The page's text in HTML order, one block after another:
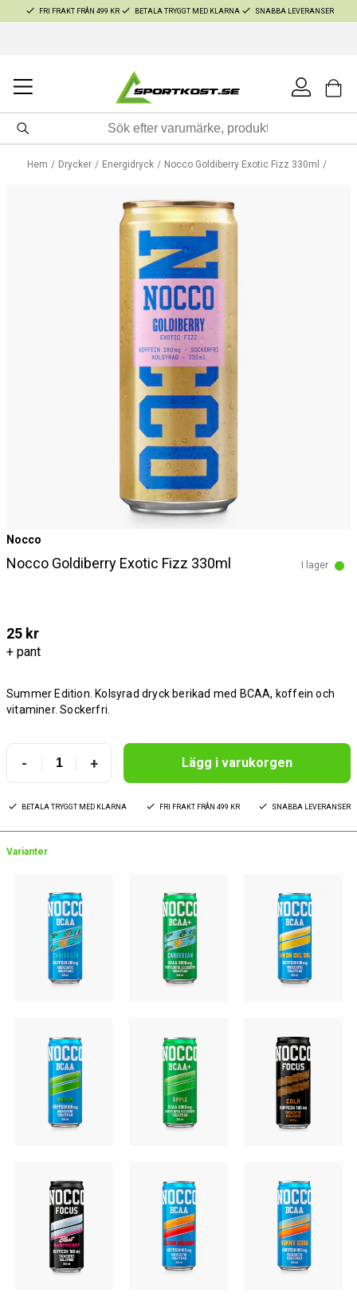
FRI FRAKT FRÅN 499 KR BETALA TRYGGT MED KLARNA SNABBA LEVERANSER
Hem Drycker Energidryck Nocco Goldiberry Exotic Fizz 330ml
Nocco
Nocco Goldiberry Exotic Fizz 330ml I lager
25 kr
+ pant
Summer Edition. Kolsyrad dryck berikad med BCAA, koffein och
vitaminer. Sockerfri.
- + Lägg i varukorgen
BETALA TRYGGT MED KLARNA FRI FRAKT FRÅN 499 KR SNABBA LEVERANSER
Varianter